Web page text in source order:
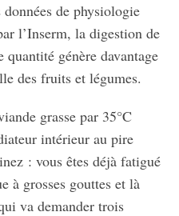
de physiologie
l’Inserm, la digestion de
génère davantage
des fruits et légumes.
grasse par 35°C
intérieur au pire
: vous êtes déjà fatigué
à grosses gouttes et là
va demander trois